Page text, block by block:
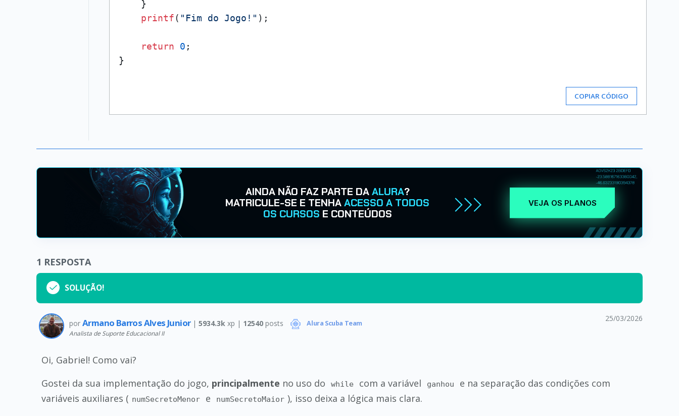
    }
printf( "Fim do Jogo!" );
return 0 ;
}
COPIAR CÓDIGO
AINDA NÃO FAZ PARTE DAALURA?
MATRICULE-SE E TENHAACESSO A TODOS
OS CURSOS E CONTEÚDOS
VEJA OS PLANOS
1 RESPOSTA
SOLUÇÃO!
por Armano Barros Alves Junior | 5934.3k xp | 12540posts Alura Scuba Team
Analista de Suporte Educacional II
25/03/2026
Oi, Gabriel! Como vai?
Gostei da sua implementação do jogo, principalmente no uso do while com a variável ganhou
e na separação das condições com
variáveis auxiliares ( numSecretoMenor e numSecretoMaior ), isso deixa a lógica mais clara.